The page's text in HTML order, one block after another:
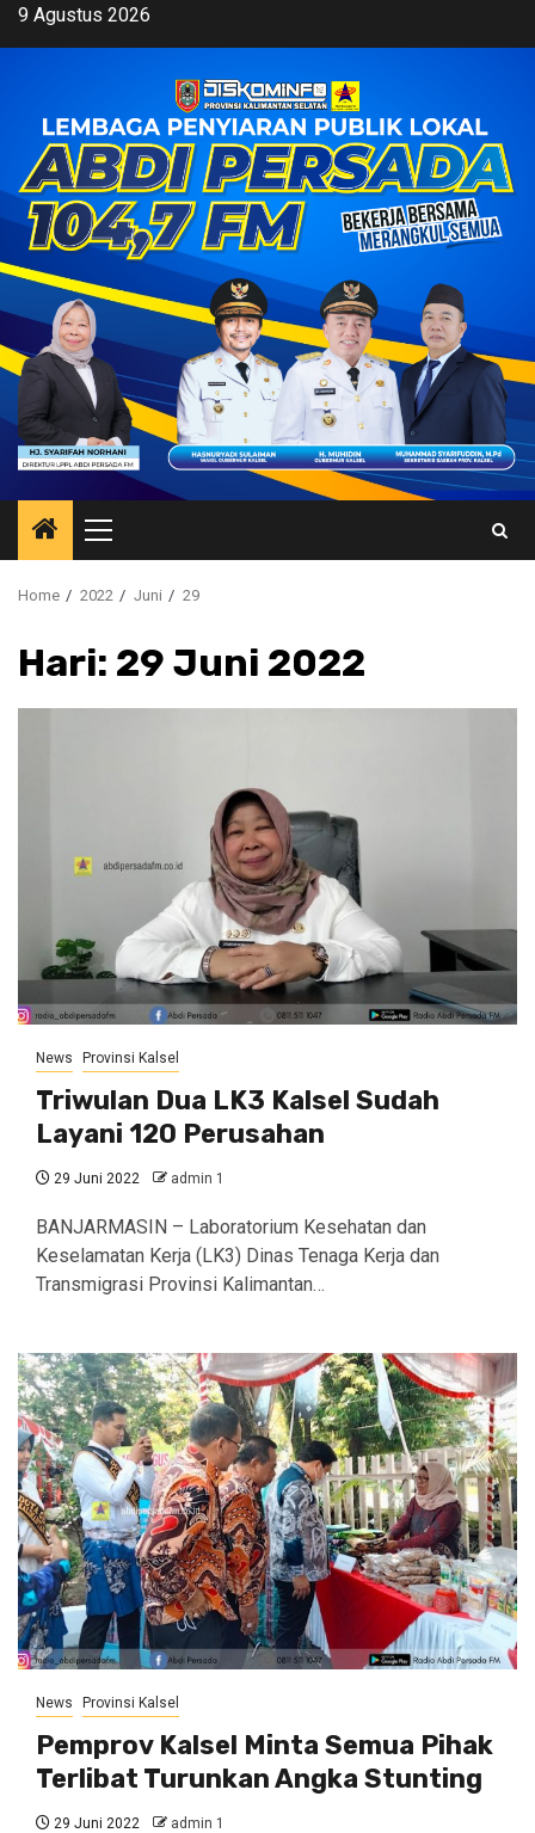
Skip9 Agustus 2026
Primary
Menu
Home 2022 Juni 29
Hari: 29 Juni 2022
News Provinsi Kalsel
Triwulan Dua LK3 Kalsel Sudah
Layani 120 Perusahan
29 Juni 2022 admin 1
BANJARMASIN – Laboratorium Kesehatan dan
Keselamatan Kerja (LK3) Dinas Tenaga Kerja dan
Transmigrasi Provinsi Kalimantan…
News Provinsi Kalsel
Pemprov Kalsel Minta Semua Pihak
Terlibat Turunkan Angka Stunting
29 Juni 2022 admin 1